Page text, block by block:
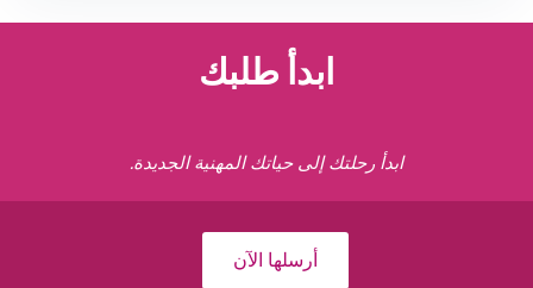
ابدأ طلبك
ابدأ رحلتك إلى حياتك المهنية الجديدة.
أرسلها الآن